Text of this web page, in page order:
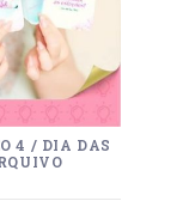
4 / DIA DAS